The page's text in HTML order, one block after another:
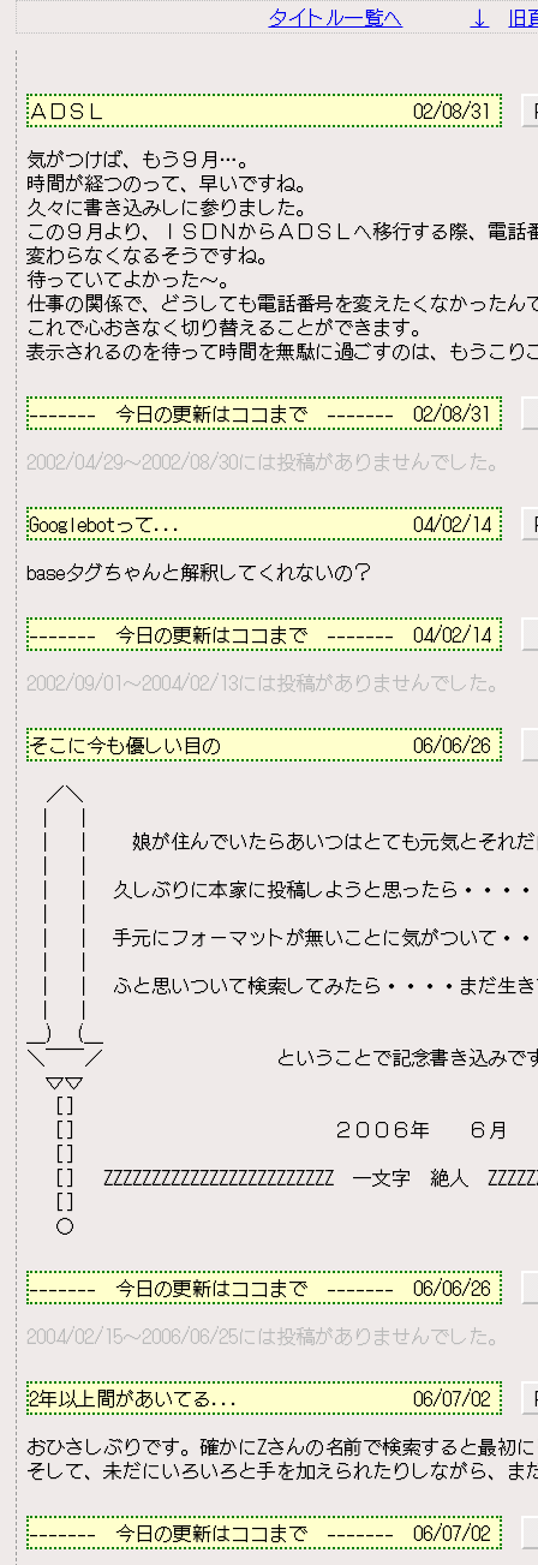
タイトル一覧へ ↓ 旧
ＡＤＳＬ 02/08/31
気がつけば、もう９月…。
時間が経つのって、早いですね。
久々に書き込みしに参りました。
この９月より、ＩＳＤＮからＡＤＳＬへ移行する際、電話
変わらなくなるそうですね。
待っていてよかった～。
仕事の関係で、どうしても電話番号を変えたくなかったん
これで心おきなく切り替えることができます。
-------　今日の更新はココまで　-------  02/08/31
2002/04/29～2002/08/30には投稿がありませんでした。
Googlebotって... 04/02/14
-------　今日の更新はココまで　-------  04/02/14
2002/09/01～2004/02/13には投稿がありませんでした。
そこに今も優しい目の 06/06/26
  ／＼
｜  ｜
｜  ｜　　娘が住んでいたらあいつはとても元気とそれ
｜  ｜
｜  ｜　久しぶりに本家に投稿しようと思ったら・・・・
｜  ｜
｜  ｜　手元にフォーマットが無いことに気がついて・
｜  ｜
｜  ｜　ふと思いついて検索してみたら・・・・まだ生
｜  ｜
＿)  (＿
＼￣￣／　　　　　　　　　ということで記念書き込みで
▽▽
  ［］
［］　　　　　　　　　　　　　２００６年　　６月　
  ［］
［］　ZZZZZZZZZZZZZZZZZZZZZZZZ　一文字　絶人　
  ［］
-------　今日の更新はココまで　-------  06/06/26
2004/02/15～2006/06/25には投稿がありませんでした。
2年以上間があいてる... 06/07/02
おひさしぶりです。確かにZさんの名前で検索すると最初
-------　今日の更新はココまで　-------  06/07/02